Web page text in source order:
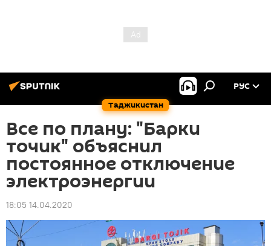
Таджикистан
РУС
Все по плану: "Барки
точик" объяснил
постоянное отключение
электроэнергии
18:05 14.04.2020